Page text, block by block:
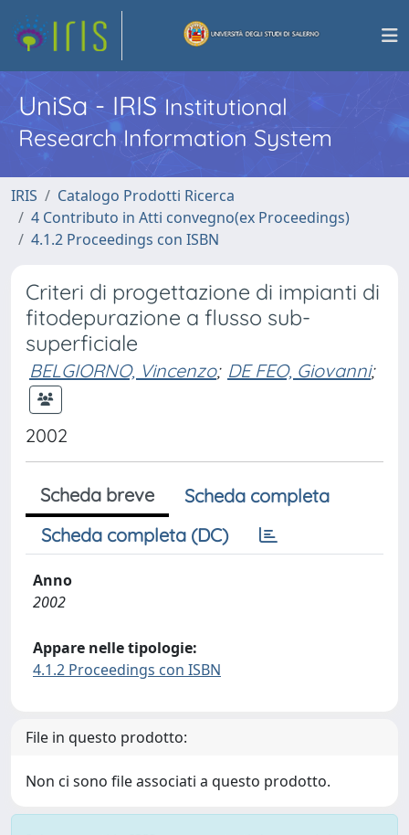
UniSa - IRISInstitutional
Research Information System
IRIS
Catalogo Prodotti Ricerca
4 Contributo in Atti convegno(ex Proceedings)
4.1.2 Proceedings con ISBN
Criteri di progettazione di impianti di
fitodepurazione a flusso sub-
superficiale
BELGIORNO, Vincenzo; DE FEO, Giovanni;
2002
Scheda breve
Scheda completa
Scheda completa (DC)
Anno
2002
Appare nelle tipologie:
4.1.2 Proceedings con ISBN
File in questo prodotto:
Non ci sono file associati a questo prodotto.